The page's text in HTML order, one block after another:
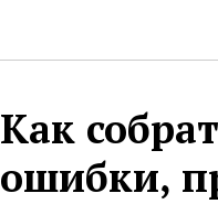
Как
ошибки,